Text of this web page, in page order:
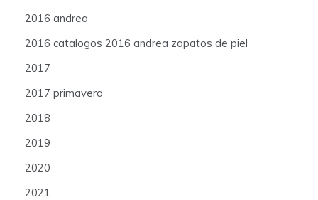
2016 andrea
2016 catalogos 2016 andrea zapatos de piel
2017
2017 primavera
2018
2019
2020
2021